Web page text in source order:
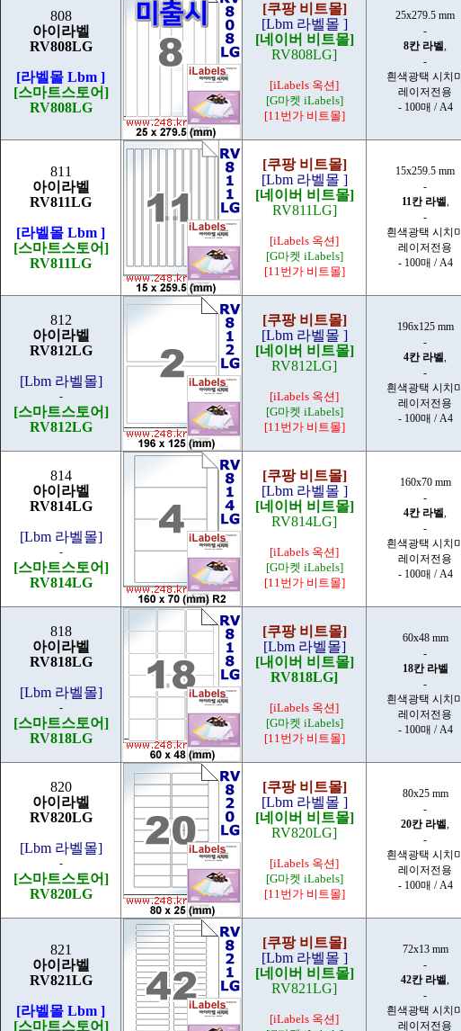
808
아이라벨
RV808LG
[라벨몰 Lbm ]
[스마트스토어]
RV808LG
[쿠팡 비트몰]
[Lbm 라벨몰 ]
[네이버 비트몰]
RV808LG]
[iLabels 옥션]
[G마켓 iLabels]
[11번가 비트몰]
25x279.5 mm
-
8칸 라벨,
-
흰색광택 시치미
레이저전용
- 100매 / A4
811
아이라벨
RV811LG
[라벨몰 Lbm ]
[스마트스토어]
RV811LG
[쿠팡 비트몰]
[Lbm 라벨몰 ]
[네이버 비트몰]
RV811LG]
[iLabels 옥션]
[G마켓 iLabels]
[11번가 비트몰]
15x259.5 mm
-
11칸 라벨,
-
흰색광택 시치미
레이저전용
- 100매 / A4
812
아이라벨
RV812LG
[Lbm 라벨몰]
-
[스마트스토어]
RV812LG
[쿠팡 비트몰]
[Lbm 라벨몰 ]
[네이버 비트몰]
RV812LG]
[iLabels 옥션]
[G마켓 iLabels]
[11번가 비트몰]
196x125 mm
-
4칸 라벨,
-
흰색광택 시치미
레이저전용
- 100매 / A4
814
아이라벨
RV814LG
[Lbm 라벨몰]
-
[스마트스토어]
RV814LG
[쿠팡 비트몰]
[Lbm 라벨몰 ]
[네이버 비트몰]
RV814LG]
[iLabels 옥션]
[G마켓 iLabels]
[11번가 비트몰]
160x70 mm
-
4칸 라벨,
-
흰색광택 시치미
레이저전용
- 100매 / A4
818
아이라벨
RV818LG
[Lbm 라벨몰]
-
[스마트스토어]
RV818LG
[쿠팡 비트몰]
[Lbm 라벨몰]
[내이버 비트몰]
RV818LG]
[iLabels 옥션]
[G마켓 iLabels]
[11번가 비트몰]
60x48 mm
-
18칸 라벨
-
흰색광택 시치미
레이저전용
- 100매 / A4
820
아이라벨
RV820LG
[Lbm 라벨몰]
-
[스마트스토어]
RV820LG
[쿠팡 비트몰]
[Lbm 라벨몰 ]
[네이버 비트몰]
RV820LG]
[iLabels 옥션]
[G마켓 iLabels]
[11번가 비트몰]
80x25 mm
-
20칸 라벨,
-
흰색광택 시치미
레이저전용
- 100매 / A4
821
아이라벨
RV821LG
[라벨몰 Lbm ]
[스마트스토어]
[쿠팡 비트몰]
[Lbm 라벨몰 ]
[네이버 비트몰]
RV821LG]
[iLabels 옥션]
72x13 mm
-
42칸 라벨,
-
흰색광택 시치미
레이저전용